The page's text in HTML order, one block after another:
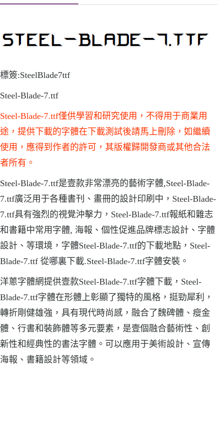
標簽:SteelBlade7ttf
Steel-Blade-7.ttf
Steel-Blade-7.ttf僅供學習和研究使用，不得用于商業用
途，提供下載的字體在下載測試後請馬上刪除，如繼續
使用，應得到作者的許可，其版權歸開發商或其他合法
者所有。
Steel-Blade-7.ttf是壹款非常漂亮的藝術字體,Steel-Blade-
7.ttf廣泛用于各種書刊、畫冊的設計印刷中，Steel-Blade-
7.ttf具有強烈的視覺沖擊力，Steel-Blade-7.ttf報紙和雜志
和書籍中常用字體, 海報、個性促進品牌標志設計、字體
設計、等環境，字體Steel-Blade-7.ttf的下載地點，Steel-
Blade-7.ttf 從哪裏下載.Steel-Blade-7.ttf字體安裝。
洋蔥字體網提供壹款Steel-Blade-7.ttf字體下載，Steel-
Blade-7.ttf字體在形體上彰顯了獨特的風格，挺勁犀利，
轉折剛健雄強，具有現代時尚感，融合了魏碑體、瘦金
體、行書和裝飾體等多元要素，是壹個融合藝術性、創
新性和經典性的書法字體。可以應用于美術設計、宣傳
海報、書籍設計等領域。